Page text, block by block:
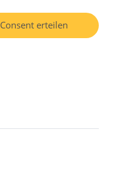
Consent erteilen